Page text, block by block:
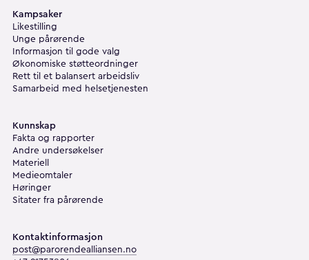
Kampsaker
Likestilling
Unge pårørende
Informasjon til gode valg
Økonomiske støtteordninger
Rett til et balansert arbeidsliv
Samarbeid med helsetjenesten
Kunnskap
Fakta og rapporter
Andre undersøkelser
Materiell
Medieomtaler
Høringer
Sitater fra pårørende
Kontaktinformasjon
post@parorendealliansen.no